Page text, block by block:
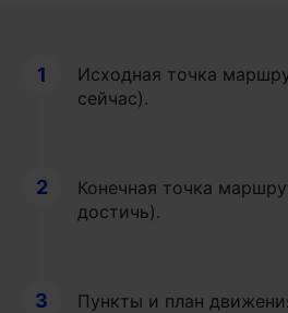
1
Исходная точка
сейчас).
2
Конечная точка
достичь).
3 Пункты и план